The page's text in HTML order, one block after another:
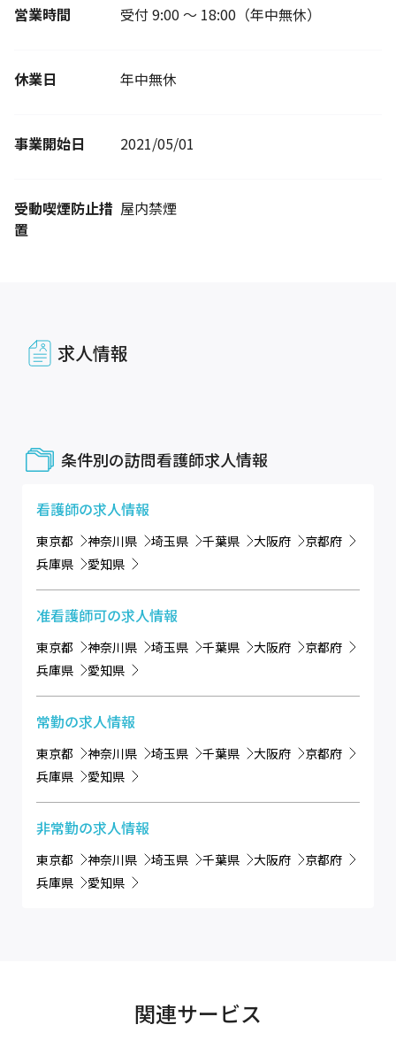
営業時間 受付 9:00 ～ 18:00（年中無休）
休業日 年中無休
事業開始日 2021/05/01
受動喫煙防止措
置
屋内禁煙
求人情報
条件別の訪問看護師求人情報
看護師の求人情報
東京都 神奈川県 埼玉県 千葉県 大阪府
京都府
兵庫県
愛知県
准看護師可の求人情報
東京都 神奈川県 埼玉県 千葉県 大阪府
京都府
兵庫県
愛知県
常勤の求人情報
東京都 神奈川県 埼玉県 千葉県 大阪府
京都府
兵庫県
愛知県
非常勤の求人情報
東京都 神奈川県 埼玉県 千葉県 大阪府
京都府
兵庫県
愛知県
関連サービス